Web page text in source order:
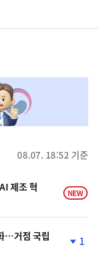
08.07. 18:52 기준
제조 혁
NEW
…거점 국립
1